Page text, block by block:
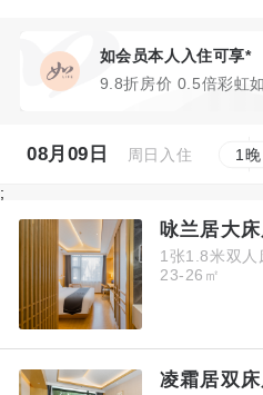
如会员本人入住可享*
9.8折房价 0.5倍彩虹
08月09日 周日入住 1晚
;
咏兰居大
1张1.8米双人
23-26㎡
凌霜居双